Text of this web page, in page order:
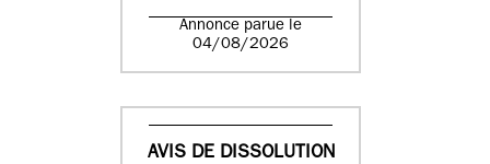
Annonce parue le
04/08/2026
AVIS DE DISSOLUTION